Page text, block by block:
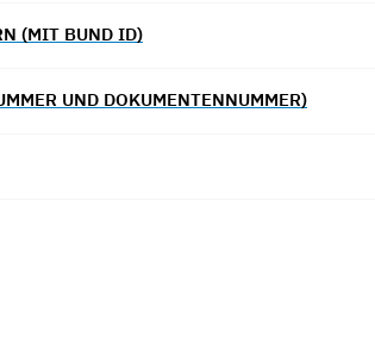
(MIT BUND ID)
UND DOKUMENTENNUMMER)